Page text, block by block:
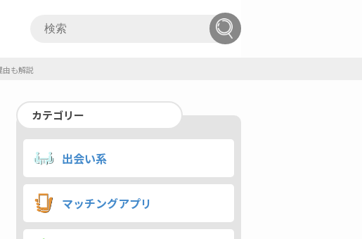
も解説
カテゴリー
出会い系
マッチングアプリ